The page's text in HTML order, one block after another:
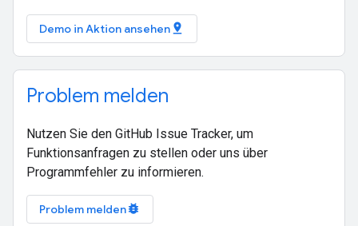
Demo in Aktion ansehen pin_drop
Problem melden
Nutzen Sie den GitHub Issue Tracker, um
Funktionsanfragen zu stellen oder uns über
Programmfehler zu informieren.
Problem meldenbug_report